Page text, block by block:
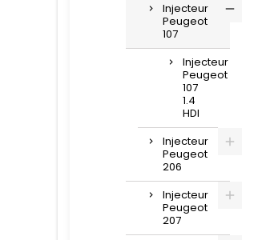
Injecteur
Peugeot
107
Injecteur
Peugeot
107
1.4
HDI
Injecteur
Peugeot
206
Injecteur
Peugeot
207